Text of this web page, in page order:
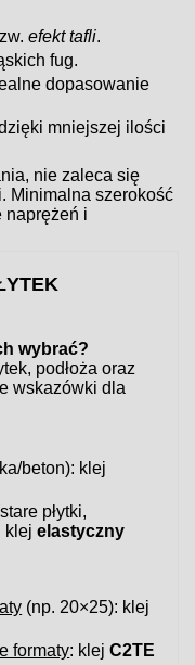
efekt tafli.
fug.
dopasowanie
mniejszej ilości
nie zaleca się
Minimalna szerokość
naprężeń i
wybrać?
podłoża oraz
wskazówki dla
beton): klej
płytki,
klejelastyczny
(np. 20×25): klej
formaty: klejC2TE